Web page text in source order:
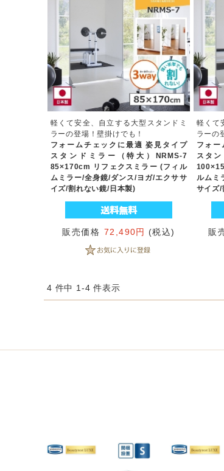
軽くて安全、自立する大型スタンドミ
ラーの登場！壁掛けでも！
フォームチェックに最適 姿見タイプ
スタンドミラー（特大）NRMS-7
85×170cm リフェクスミラー (フィル
ムミラー/全身鏡/ダンス/ヨガ/エクササ
イズ/割れない鏡/日本製)
販売価格 72,490円 (税込)
軽くて
ラーの
フォー
スタ
ルムミ
サイズ/
販
4 件中 1-4 件表示